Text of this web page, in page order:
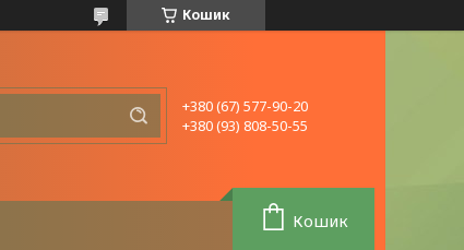
Кошик
+380 (67) 577-90-20
+380 (93) 808-50-55
Кошик